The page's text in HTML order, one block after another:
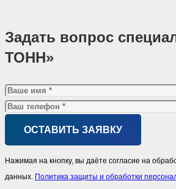
Задать вопрос
ТОНН»
Нажимая на кнопку, вы даёте согласие на
данных. Политика защиты и обработки